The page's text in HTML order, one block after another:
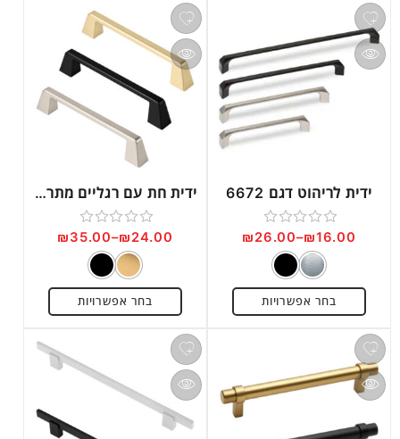
ידית לריהוט דגם 6672
דורג
מתוך
5
₪16.00
–
₪26.00
בחר אפשרויות
ידית חת עם רגליים מתרחבות דגם 5770
דורג
מתוך
5
₪24.00
–
₪35.00
בחר אפשרויות